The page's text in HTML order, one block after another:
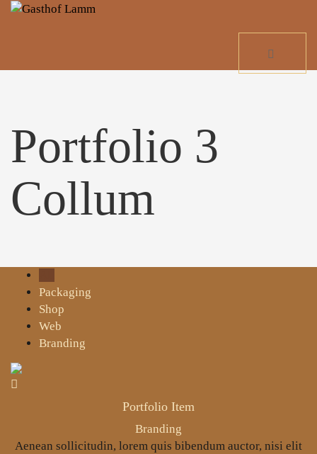
Portfolio 3
Collum
Packaging
Shop
Web
Branding
Portfolio Item
Branding
Aenean sollicitudin, lorem quis bibendum auctor, nisi elit